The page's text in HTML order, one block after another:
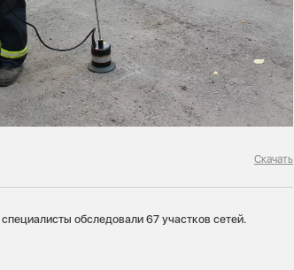
Скачать
специалисты обследовали 67 участков сетей.